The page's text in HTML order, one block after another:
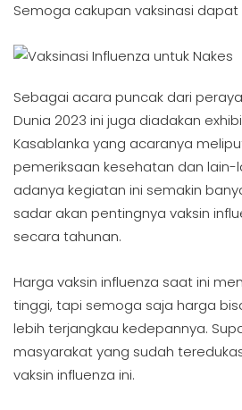
Semoga cakupan vaksinasi
Sebagai acara puncak dari
Dunia 2023 ini juga diadakan
Kasablanka yang acaranya
pemeriksaan kesehatan dan lain-
adanya kegiatan ini semakin
sadar akan pentingnya vaksin
secara tahunan.
Harga vaksin influenza saat ini
tinggi, tapi semoga saja harga
lebih terjangkau kedepannya.
masyarakat yang sudah
vaksin influenza ini.